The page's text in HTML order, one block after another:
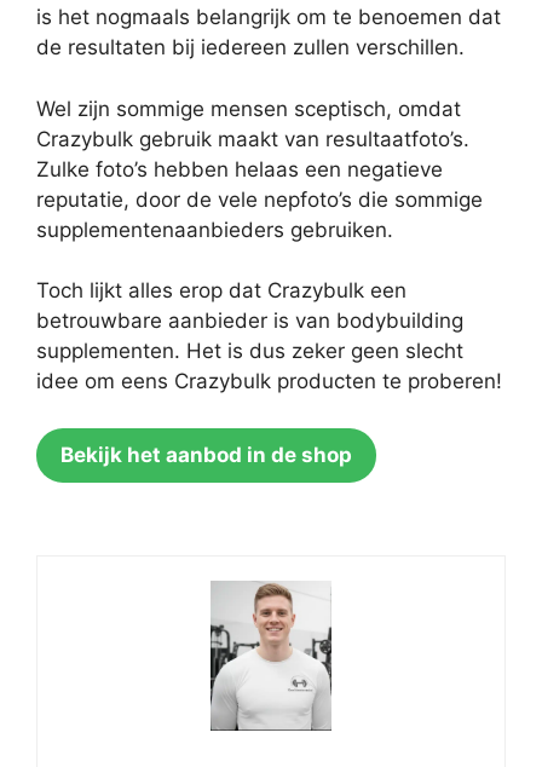
is het nogmaals belangrijk om te benoemen dat
de resultaten bij iedereen zullen verschillen.
Wel zijn sommige mensen sceptisch, omdat
Crazybulk gebruik maakt van resultaatfoto’s.
Zulke foto’s hebben helaas een negatieve
reputatie, door de vele nepfoto’s die sommige
supplementenaanbieders gebruiken.
Toch lijkt alles erop dat Crazybulk een
betrouwbare aanbieder is van bodybuilding
supplementen. Het is dus zeker geen slecht
idee om eens Crazybulk producten te proberen!
Bekijk het aanbod in de shop